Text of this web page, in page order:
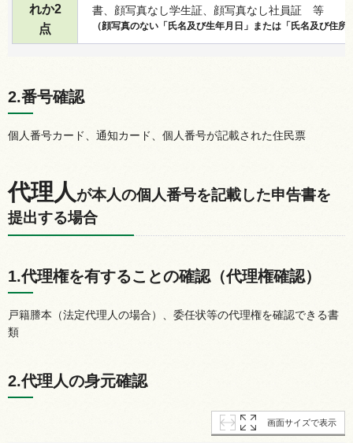
れか2
点
書、顔写真なし学生証、顔写真なし社員証
等
（顔写真のない「氏名及び生年月日」または「氏名及び住
2.番号確認
個人番号カード、通知カード、個人番号が記載された住民票
代理人が本人の個人番号を記載した申告書を
提出する場合
1.代理権を有することの確認（代理権確認）
戸籍謄本（法定代理人の場合）、委任状等の代理権を確認できる書
類
2.代理人の身元確認
画面サイズで表示